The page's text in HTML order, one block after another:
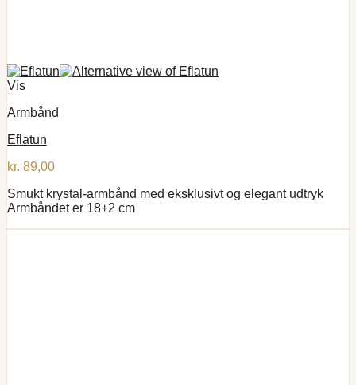
Vis
Armbånd
Eflatun
kr. 89,00
Smukt krystal-armbånd med eksklusivt og elegant udtryk
Armbåndet er 18+2 cm